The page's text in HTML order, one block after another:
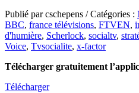
Publié par cschepens / Catégories :
BBC, france télévisions, FTVEN,
d'humière, Scherlock, socialtv,
Voice, Tvsocialite, x-factor
Télécharger gratuitement
Télécharger